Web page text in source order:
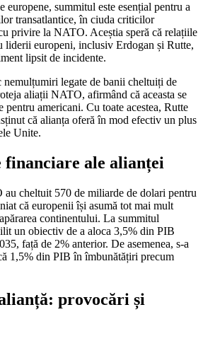
summitul este esențial pentru a
transatlantice, în ciuda criticilor
privire la NATO. Aceștia speră că relațiile
liderii europeni, inclusiv Erdogan și Rutte,
lipsit de incidente.
legate de banii cheltuiți de
aliații NATO, afirmând că aceasta se
pentru americani. Cu toate acestea, Rutte
că alianța oferă în mod efectiv un plus
Unite.
financiare ale alianței
cheltuit 570 de miliarde de dolari pentru
că europenii își asumă tot mai mult
continentului. La summitul
un obiectiv de a aloca 3,5% din PIB
față de 2% anterior. De asemenea, s-a
1,5% din PIB în îmbunătățiri precum
provocări și